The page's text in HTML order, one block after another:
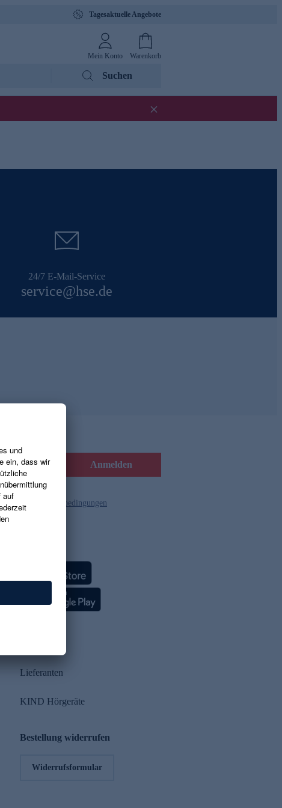
Tagesaktuelle Angebote
Mein Konto Warenkorb
Suchen
24/7 E-Mail-Service
service@hse.de
Anmelden
und die Gutscheinbedingungen
Lieferanten
KIND Hörgeräte
Bestellung widerrufen
Widerrufsformular